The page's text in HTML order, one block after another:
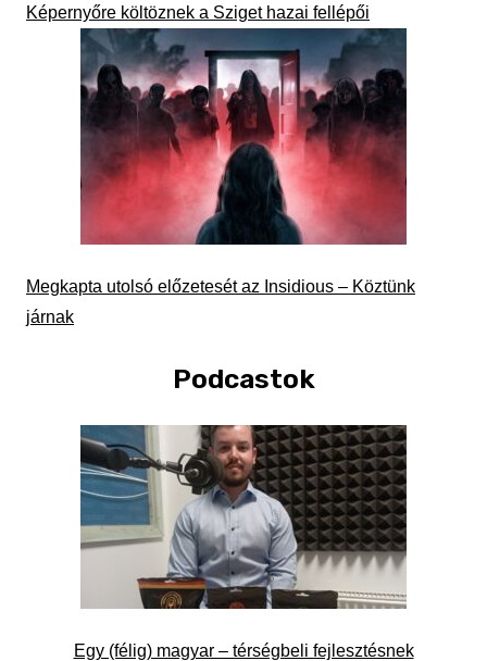
Képernyőre költöznek a Sziget hazai fellépői
Megkapta utolsó előzetesét az Insidious – Köztünk
járnak
Podcastok
Egy (félig) magyar – térségbeli fejlesztésnek